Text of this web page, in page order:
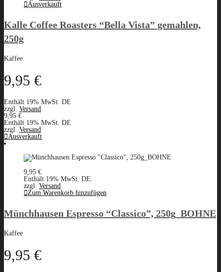
Ausverkauft
Kalle Coffee Roasters “Bella Vista” gemahlen,
250g
Kaffee
9,95 €
Enthält 19% MwSt. DE
zzgl. Versand
9,95 €
Enthält 19% MwSt. DE
zzgl. Versand
Ausverkauft
9,95 €
Enthält 19% MwSt. DE
zzgl. Versand
Zum Warenkorb hinzufügen
Münchhausen Espresso “Classico”, 250g_BOHNE
Kaffee
9,95 €